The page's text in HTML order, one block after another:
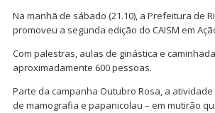
Na manhã de sábado (21.10), a Prefeitura de
promoveu a segunda edição do CAISM em
Com palestras, aulas de ginástica e
aproximadamente 600 pessoas.
Parte da campanha Outubro Rosa, a
de mamografia e papanicolau – em mutirão